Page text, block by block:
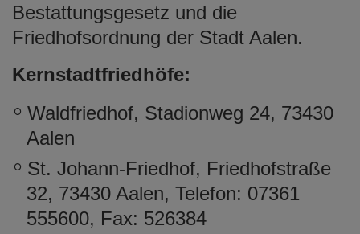
Bestattungsgesetz und die
Friedhofsordnung der Stadt Aalen.
Kernstadtfriedhöfe:
Waldfriedhof, Stadionweg 24, 73430
Aalen
St. Johann-Friedhof, Friedhofstraße
32, 73430 Aalen, Telefon: 07361
555600, Fax: 526384